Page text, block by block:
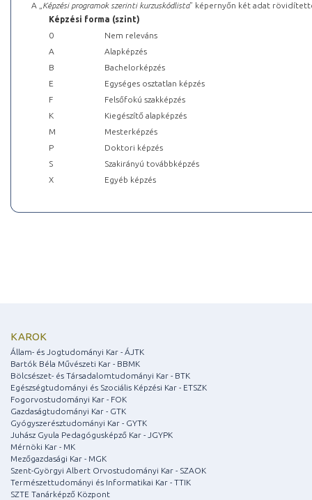
A „ Képzési programok szerinti kurzuskódlista” képernyőn két adat
Képzési forma (szint)
0
Nem releváns
A
Alapképzés
B
Bachelorképzés
E
Egységes osztatlan képzés
F
Felsőfokú szakképzés
K
Kiegészítő alapképzés
M
Mesterképzés
P
Doktori képzés
S
Szakirányú továbbképzés
X
Egyéb képzés
KAROK
Állam- és Jogtudományi Kar - ÁJTK
Bartók Béla Művészeti Kar - BBMK
Bölcsészet- és Társadalomtudományi Kar - BTK
Egészségtudományi és Szociális Képzési Kar - ETSZK
Fogorvostudományi Kar - FOK
Gazdaságtudományi Kar - GTK
Gyógyszerésztudományi Kar - GYTK
Juhász Gyula Pedagógusképző Kar - JGYPK
Mérnöki Kar - MK
Mezőgazdasági Kar - MGK
Szent-Györgyi Albert Orvostudományi Kar - SZAOK
Természettudományi és Informatikai Kar - TTIK
SZTE Tanárképző Központ